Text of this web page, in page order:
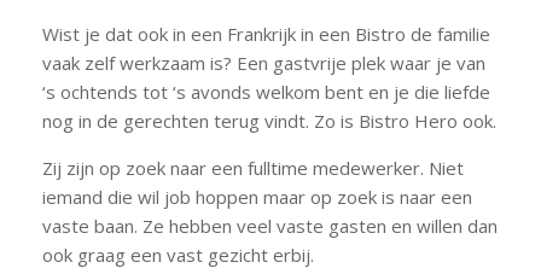
Wist je dat ook in een Frankrijk in een Bistro de familie
vaak zelf werkzaam is? Een gastvrije plek waar je van
‘s ochtends tot ‘s avonds welkom bent en je die liefde
nog in de gerechten terug vindt. Zo is Bistro Hero ook.
Zij zijn op zoek naar een fulltime medewerker. Niet
iemand die wil job hoppen maar op zoek is naar een
vaste baan. Ze hebben veel vaste gasten en willen dan
ook graag een vast gezicht erbij.